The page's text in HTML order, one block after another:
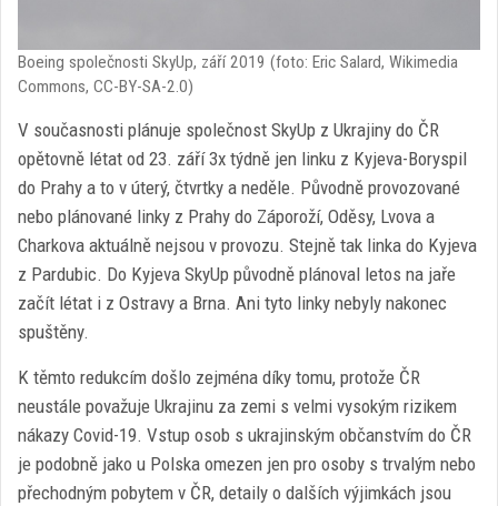
Boeing společnosti SkyUp, září 2019 (foto: Eric Salard, Wikimedia
Commons, CC-BY-SA-2.0)
V současnosti plánuje společnost SkyUp z Ukrajiny do ČR
opětovně létat od 23. září 3x týdně jen linku z Kyjeva-Boryspil
do Prahy a to v úterý, čtvrtky a neděle. Původně provozované
nebo plánované linky z Prahy do Záporoží, Oděsy, Lvova a
Charkova aktuálně nejsou v provozu. Stejně tak linka do Kyjeva
z Pardubic. Do Kyjeva SkyUp původně plánoval letos na jaře
začít létat i z Ostravy a Brna. Ani tyto linky nebyly nakonec
spuštěny.
K těmto redukcím došlo zejména díky tomu, protože ČR
neustále považuje Ukrajinu za zemi s velmi vysokým rizikem
nákazy Covid-19. Vstup osob s ukrajinským občanstvím do ČR
je podobně jako u Polska omezen jen pro osoby s trvalým nebo
přechodným pobytem v ČR, detaily o dalších výjimkách jsou